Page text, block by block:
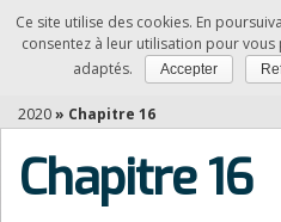
Accueil»Relation
2020» Chapitre 16
Chapitre 16
Ce site utilise des cookies. En
consentez à leur utilisation pour
adaptés.
Accepter